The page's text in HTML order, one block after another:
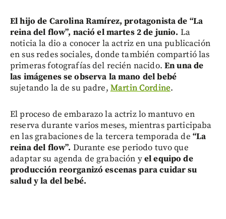
El hijo de Carolina Ramírez, protagonista de “La
reina del flow”, nació el martes 2 de junio. La
noticia la dio a conocer la actriz en una publicación
en sus redes sociales, donde también compartió las
primeras fotografías del recién nacido. En una de
las imágenes se observa la mano del bebé
sujetando la de su padre, Martin Cordine.
El proceso de embarazo la actriz lo mantuvo en
reserva durante varios meses, mientras participaba
en las grabaciones de la tercera temporada de “La
reina del flow”. Durante ese periodo tuvo que
adaptar su agenda de grabación yel equipo de
producción reorganizó escenas para cuidar su
salud y la del bebé.